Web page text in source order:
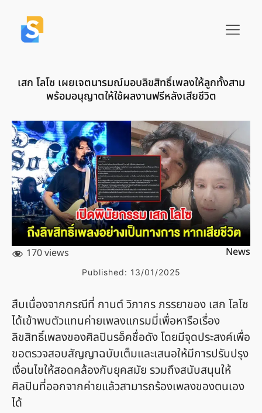
เสก โลโซ เผยเจตนารมณ์มอบลิขสิทธิ์เพลงให้ลูกทั้งสาม
พร้อมอนุญาตให้ใช้ผลงานฟรีหลังเสียชีวิต
170 views News
Published: 13/01/2025
สืบเนื่องจากกรณีที่ กานต์ วิภากร ภรรยาของ เสก โลโซ
ได้เข้าพบตัวแทนค่ายเพลงแกรมมี่เพื่อหารือเรื่อง
ลิขสิทธิ์เพลงของศิลปินรอ็คชื่อดัง โดยมีจุดประสงค์เพื่อ
ขอตรวจสอบสัญญาฉบับเต็มและเสนอให้มีการปรับปรุง
เงื่อนไขให้สอดคล้องกับยุคสมัย รวมถึงสนับสนุนให้
ศิลปินที่ออกจากค่ายแล้วสามารถร้องเพลงของตนเอง
ได้